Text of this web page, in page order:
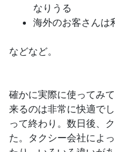
なりうる
海外のお客さんは
などなど。
確かに実際に使ってみ
来るのは非常に快適で
って終わり。数日後、
た。タクシー会社によ